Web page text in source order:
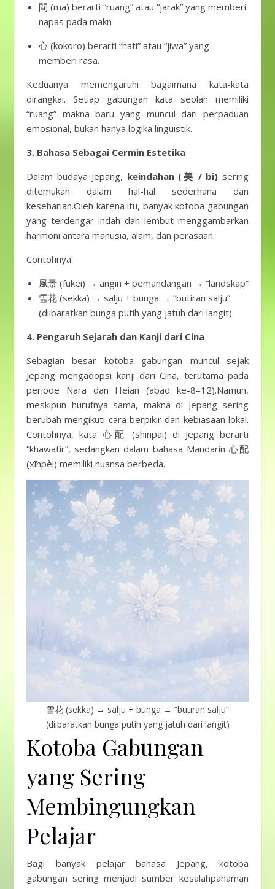
間 (ma) berarti “ruang” atau “jarak” yang memberi
napas pada makn
心 (kokoro) berarti “hati” atau “jiwa” yang
memberi rasa.
Keduanya memengaruhi bagaimana kata-kata
dirangkai. Setiap gabungan kata seolah memiliki
“ruang” makna baru yang muncul dari perpaduan
emosional, bukan hanya logika linguistik.
3. Bahasa Sebagai Cermin Estetika
Dalam budaya Jepang, keindahan (美 / bi) sering
ditemukan dalam hal-hal sederhana dan
keseharian.Oleh karena itu, banyak kotoba gabungan
yang terdengar indah dan lembut menggambarkan
harmoni antara manusia, alam, dan perasaan.
Contohnya:
風景 (fūkei) → angin + pemandangan → “landskap”
雪花 (sekka) → salju + bunga → “butiran salju”
(diibaratkan bunga putih yang jatuh dari langit)
4. Pengaruh Sejarah dan Kanji dari Cina
Sebagian besar kotoba gabungan muncul sejak
Jepang mengadopsi kanji dari Cina, terutama pada
periode Nara dan Heian (abad ke-8–12).Namun,
meskipun hurufnya sama, makna di Jepang sering
berubah mengikuti cara berpikir dan kebiasaan lokal.
Contohnya, kata 心配 (shinpai) di Jepang berarti
“khawatir”, sedangkan dalam bahasa Mandarin 心配
(xīnpèi) memiliki nuansa berbeda.
雪花 (sekka) → salju + bunga → “butiran salju”
(diibaratkan bunga putih yang jatuh dari langit)
Kotoba Gabungan
yang Sering
Membingungkan
Pelajar
Bagi banyak pelajar bahasa Jepang, kotoba
gabungan sering menjadi sumber kesalahpahaman